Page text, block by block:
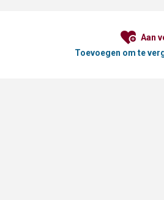
Aan
Toevoegen om te